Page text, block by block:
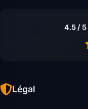
4.5 / 5
Légal